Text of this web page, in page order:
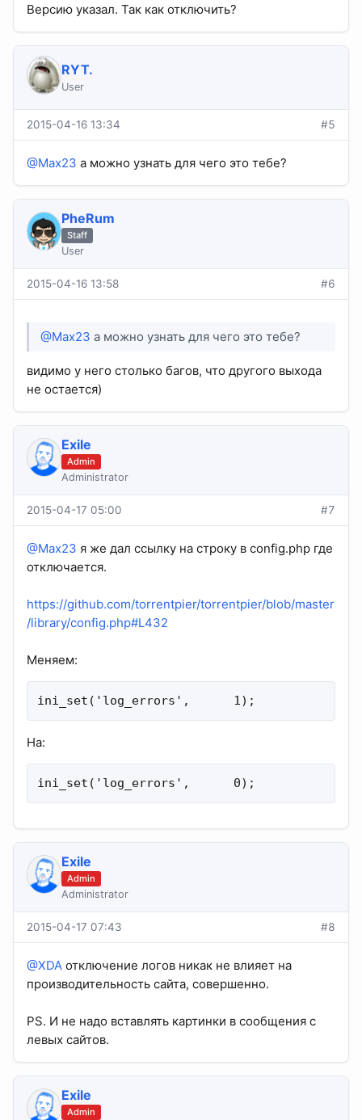
Версию указал. Так как отключить?
RYT.
User
2015-04-16 13:34 #5
@Max23 а можно узнать для чего это тебе?
PheRum
Staff
User
2015-04-16 13:58 #6
@Max23 а можно узнать для чего это тебе?
видимо у него столько багов, что другого выхода
не остается)
Exile
Admin
Administrator
2015-04-17 05:00 #7
@Max23 я же дал ссылку на строку в config.php где
отключается.
https://github.com/torrentpier/torrentpier/blob/master
/library/config.php#L432
Меняем:
ini_set('log_errors',      1);
На:
ini_set('log_errors',      0);
Exile
Admin
Administrator
2015-04-17 07:43 #8
@XDA отключение логов никак не влияет на
производительность сайта, совершенно.
PS. И не надо вставлять картинки в сообщения с
левых сайтов.
Exile
Admin